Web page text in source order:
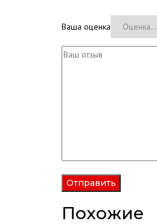
Ваша оценка
Похожие